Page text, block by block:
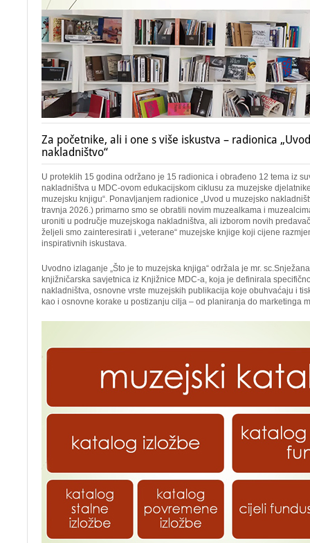
Za početnike, ali i one s više iskustva – radionica
nakladništvo“
U proteklih 15 godina održano je 15 radionica i obrađeno 12 tema iz
nakladništva u MDC-ovom edukacijskom ciklusu za muzejske
muzejsku knjigu“. Ponavljanjem radionice „Uvod u muzejsko
travnja 2026.) primarno smo se obratili novim muzealkama i
uroniti u područje muzejskoga nakladništva, ali izborom novih
željeli smo zainteresirati i „veterane“ muzejske knjige koji cijene
inspirativnih iskustava.
Uvodno izlaganje „Što je to muzejska knjiga“ održala je mr.
knjižničarska savjetnica iz Knjižnice MDC-a, koja je definirala
nakladništva, osnovne vrste muzejskih publikacija koje obuhvaćaju i
kao i osnovne korake u postizanju cilja – od planiranja do marketinga